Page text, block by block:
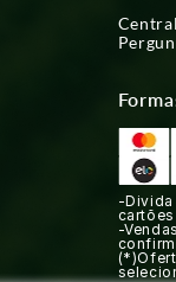
-Divida
-